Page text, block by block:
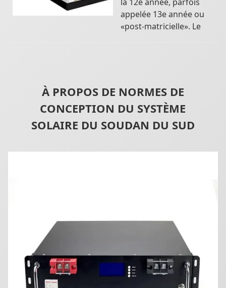
appelée 13e année ou
«post-matricielle». Le
À PROPOS DE NORMES DE
CONCEPTION DU SYSTÈME
SOLAIRE DU SOUDAN DU SUD